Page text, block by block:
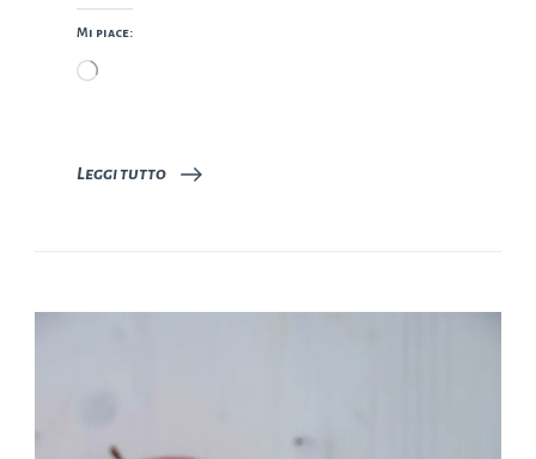
Mi piace:
Caricamento
Leggi tutto